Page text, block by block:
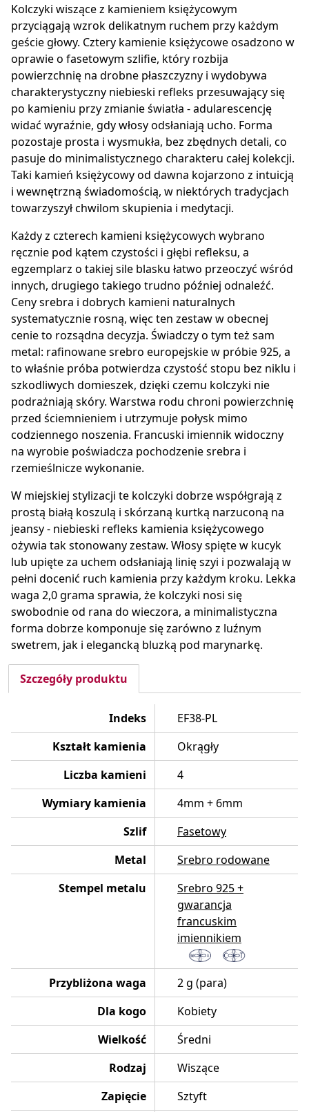
Kolczyki wiszące z kamieniem księżycowym
przyciągają wzrok delikatnym ruchem przy każdym
geście głowy. Cztery kamienie księżycowe osadzono w
oprawie o fasetowym szlifie, który rozbija
powierzchnię na drobne płaszczyzny i wydobywa
charakterystyczny niebieski refleks przesuwający się
po kamieniu przy zmianie światła - adularescencję
widać wyraźnie, gdy włosy odsłaniają ucho. Forma
pozostaje prosta i wysmukła, bez zbędnych detali, co
pasuje do minimalistycznego charakteru całej kolekcji.
Taki kamień księżycowy od dawna kojarzono z intuicją
i wewnętrzną świadomością, w niektórych tradycjach
towarzyszył chwilom skupienia i medytacji.
Każdy z czterech kamieni księżycowych wybrano
ręcznie pod kątem czystości i głębi refleksu, a
egzemplarz o takiej sile blasku łatwo przeoczyć wśród
innych, drugiego takiego trudno później odnaleźć.
Ceny srebra i dobrych kamieni naturalnych
systematycznie rosną, więc ten zestaw w obecnej
cenie to rozsądna decyzja. Świadczy o tym też sam
metal: rafinowane srebro europejskie w próbie 925, a
to właśnie próba potwierdza czystość stopu bez niklu i
szkodliwych domieszek, dzięki czemu kolczyki nie
podrażniają skóry. Warstwa rodu chroni powierzchnię
przed ściemnieniem i utrzymuje połysk mimo
codziennego noszenia. Francuski imiennik widoczny
na wyrobie poświadcza pochodzenie srebra i
rzemieślnicze wykonanie.
W miejskiej stylizacji te kolczyki dobrze współgrają z
prostą białą koszulą i skórzaną kurtką narzuconą na
jeansy - niebieski refleks kamienia księżycowego
ożywia tak stonowany zestaw. Włosy spięte w kucyk
lub upięte za uchem odsłaniają linię szyi i pozwalają w
pełni docenić ruch kamienia przy każdym kroku. Lekka
waga 2,0 grama sprawia, że kolczyki nosi się
swobodnie od rana do wieczora, a minimalistyczna
forma dobrze komponuje się zarówno z luźnym
swetrem, jak i elegancką bluzką pod marynarkę.
Szczegóły produktu
Indeks
EF38-PL
Kształt kamienia
Okrągły
Liczba kamieni
4
Wymiary kamienia
4mm + 6mm
Szlif
Fasetowy
Metal
Srebro rodowane
Stempel metalu
Srebro 925 +
gwarancja
francuskim
imiennikiem
Przybliżona waga
2 g (para)
Dla kogo
Kobiety
Wielkość
Średni
Rodzaj
Wiszące
Zapięcie
Sztyft